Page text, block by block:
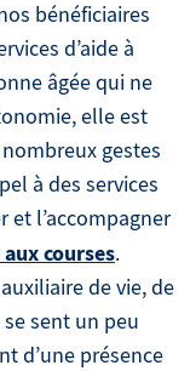
bénéficiaires
d’aide à
âgée qui ne
elle est
gestes
à des services
et l’accompagner
courses.
de vie, de
sent un peu
d’une présence